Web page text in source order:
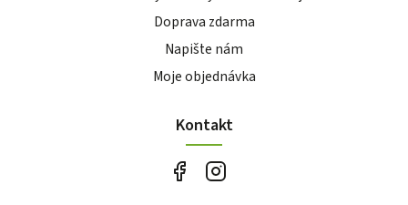
Doprava zdarma
Napište nám
Moje objednávka
Kontakt